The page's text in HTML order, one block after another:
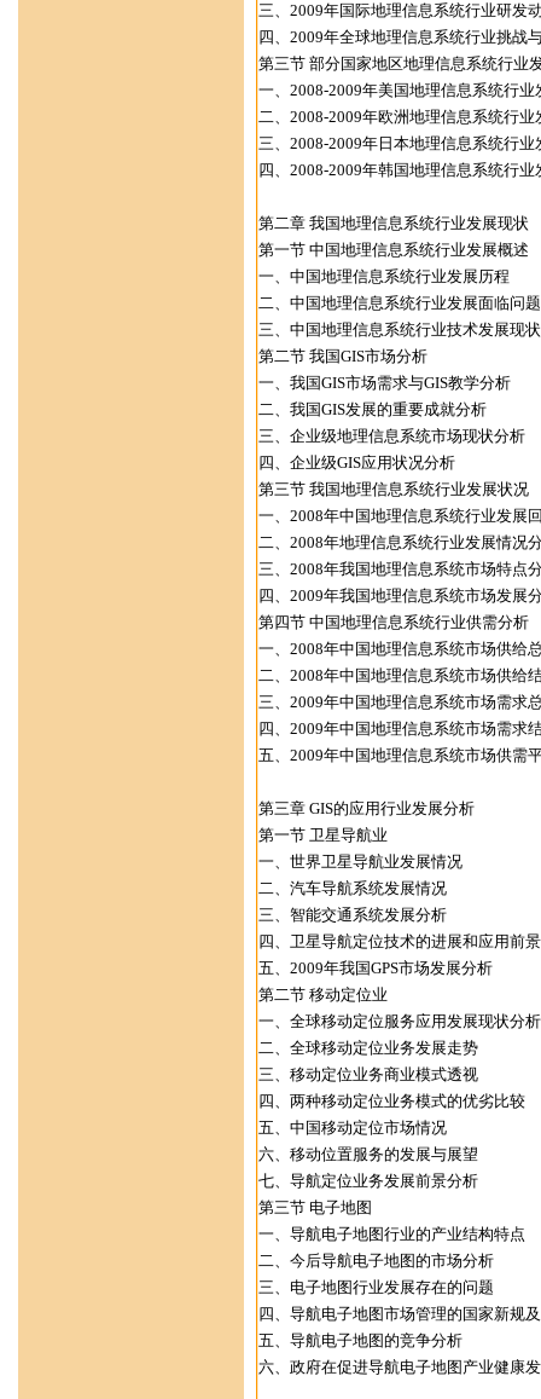
三、2009年国际地理信息系统行业研发
四、2009年全球地理信息系统行业挑战
第三节 部分国家地区地理信息系统行业
一、2008-2009年美国地理信息系统行业
二、2008-2009年欧洲地理信息系统行业
三、2008-2009年日本地理信息系统行业
四、2008-2009年韩国地理信息系统行业
第二章 我国地理信息系统行业发展现状
第一节 中国地理信息系统行业发展概述
一、中国地理信息系统行业发展历程
二、中国地理信息系统行业发展面临问题
三、中国地理信息系统行业技术发展现
第二节 我国GIS市场分析
一、我国GIS市场需求与GIS教学分析
二、我国GIS发展的重要成就分析
三、企业级地理信息系统市场现状分析
四、企业级GIS应用状况分析
第三节 我国地理信息系统行业发展状况
一、2008年中国地理信息系统行业发展
二、2008年地理信息系统行业发展情况
三、2008年我国地理信息系统市场特点
四、2009年我国地理信息系统市场发展
第四节 中国地理信息系统行业供需分析
一、2008年中国地理信息系统市场供给
二、2008年中国地理信息系统市场供给
三、2009年中国地理信息系统市场需求
四、2009年中国地理信息系统市场需求
五、2009年中国地理信息系统市场供需
第三章 GIS的应用行业发展分析
第一节 卫星导航业
一、世界卫星导航业发展情况
二、汽车导航系统发展情况
三、智能交通系统发展分析
四、卫星导航定位技术的进展和应用前景
五、2009年我国GPS市场发展分析
第二节 移动定位业
一、全球移动定位服务应用发展现状分析
二、全球移动定位业务发展走势
三、移动定位业务商业模式透视
四、两种移动定位业务模式的优劣比较
五、中国移动定位市场情况
六、移动位置服务的发展与展望
七、导航定位业务发展前景分析
第三节 电子地图
一、导航电子地图行业的产业结构特点
二、今后导航电子地图的市场分析
三、电子地图行业发展存在的问题
四、导航电子地图市场管理的国家新规
五、导航电子地图的竞争分析
六、政府在促进导航电子地图产业健康